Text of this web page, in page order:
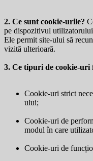
2. Ce sunt cookie-urile?
pe dispozitivul
Ele permit site-ului să
vizită ulterioară.
3. Ce tipuri de cookie-uri
Cookie-uri strict
ului;
Cookie-uri de
modul în care
Cookie-uri de